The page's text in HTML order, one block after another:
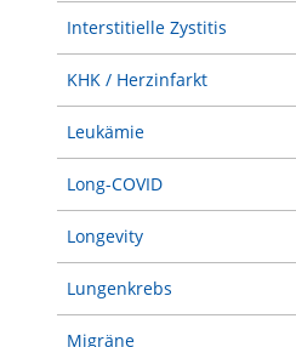
Interstitielle Zystitis
KHK / Herzinfarkt
Leukämie
Long-COVID
Longevity
Lungenkrebs
Migräne